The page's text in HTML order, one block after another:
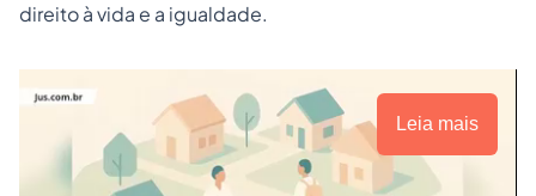
direito à vida e a igualdade.
Leia mais